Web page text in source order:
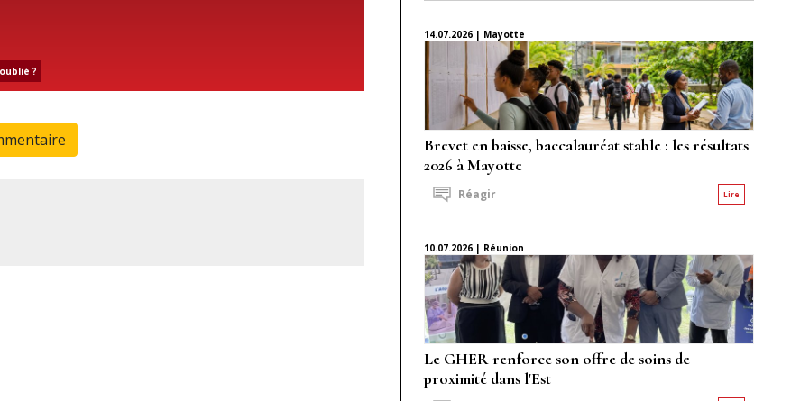
?
14.07.2026 | Mayotte
Brevet en baisse, baccalauréat stable : les résultats
2026 à Mayotte
Lire
Réagir
10.07.2026 | Réunion
Le GHER renforce son offre de soins de
proximité dans l'Est